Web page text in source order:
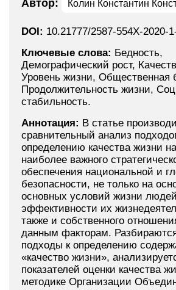
Автор: Колин Константин
DOI: 10.21777/2587-554X-2020-
Ключевые слова: Бедность,
Демографический рост,
Уровень жизни, Общественная
Продолжительность жизни,
стабильность.
Аннотация: В статье
сравнительный анализ
определению качества жизни
наиболее важного
обеспечения национальной и
безопасности, не только на
основных условий жизни
эффективности их
также и собственного
данным факторам.
подходы к определению
«качество жизни»,
показателей оценки качества
методике Организации